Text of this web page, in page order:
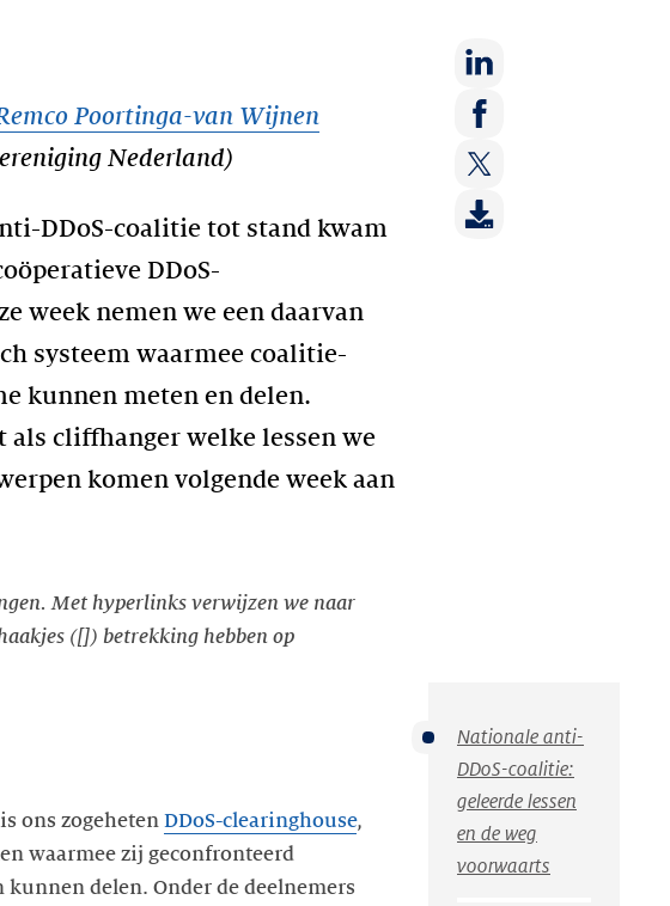
Poortinga-van Wijnen
Nederland)
DDoS-coalitie tot stand kwam
DDoS-
week nemen we een daarvan
systeem waarmee coalitie-
kunnen meten en delen.
als cliffhanger welke lessen we
komen volgende week aan
Deel
op:
LinkedIn
Deel
Facebook
Deel
op:
Nationale anti-
DDoS-coalitie:
geleerde lessen
en de weg
voorwaarts
Met hyperlinks verwijzen we naar
([]) betrekking hebben op
ons zogeheten DDoS-clearinghouse,
waarmee zij geconfronteerd
delen. Onder de deelnemers